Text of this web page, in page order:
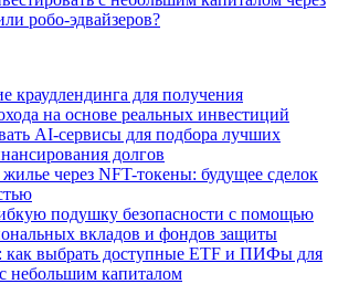
робо-эдвайзеров?
краудлендинга для получения
на основе реальных инвестиций
AI-сервисы для подбора лучших
долгов
через NFT-токены: будущее сделок
подушку безопасности с помощью
вкладов и фондов защиты
выбрать доступные ETF и ПИФы для
небольшим капиталом